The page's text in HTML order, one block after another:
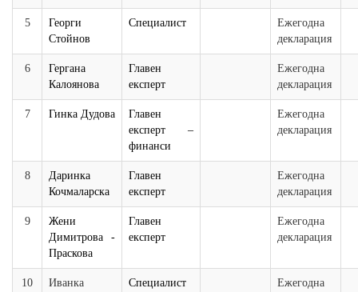
5
Георги
Стойнов
Специалист
Ежегодна
декларация
6
Гергана
Калоянова
Главен
експерт
Ежегодна
декларация
7 Гинка Дудова
Главен
експерт –
финанси
Ежегодна
декларация
8
Даринка
Кочмаларска
Главен
експерт
Ежегодна
декларация
9
Жени
Димитрова -
Праскова
Главен
експерт
Ежегодна
декларация
10
Иванка
Специалист
Ежегодна